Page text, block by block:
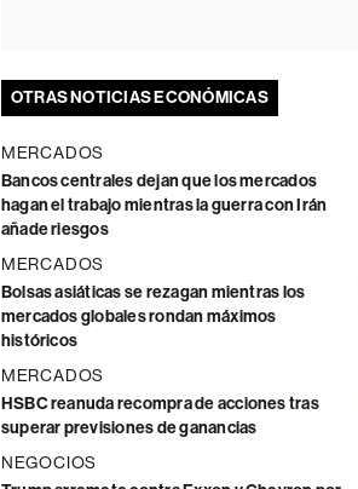
OTRAS NOTICIAS ECONÓMICAS
MERCADOS
Bancos centrales dejan que los mercados
hagan el trabajo mientras la guerra con Irán
añade riesgos
MERCADOS
Bolsas asiáticas se rezagan mientras los
mercados globales rondan máximos
históricos
MERCADOS
HSBC reanuda recompra de acciones tras
superar previsiones de ganancias
NEGOCIOS